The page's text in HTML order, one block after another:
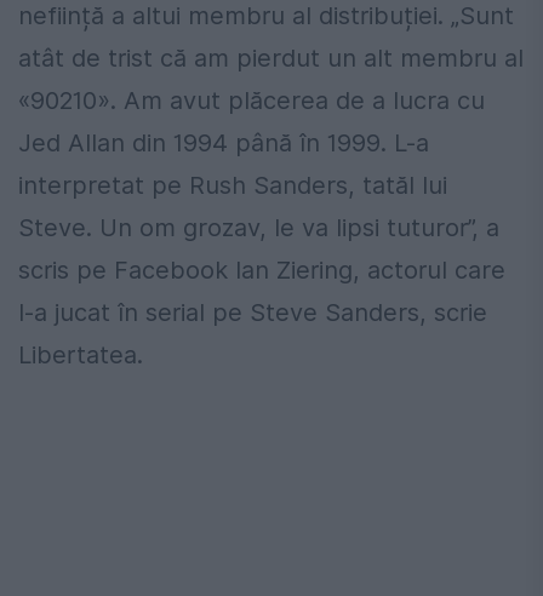
neființă a altui membru al distribuției. „Sunt
atât de trist că am pierdut un alt membru al
«90210». Am avut plăcerea de a lucra cu
Jed Allan din 1994 până în 1999. L-a
interpretat pe Rush Sanders, tatăl lui
Steve. Un om grozav, le va lipsi tuturor”, a
scris pe Facebook Ian Ziering, actorul care
l-a jucat în serial pe Steve Sanders, scrie
Libertatea.